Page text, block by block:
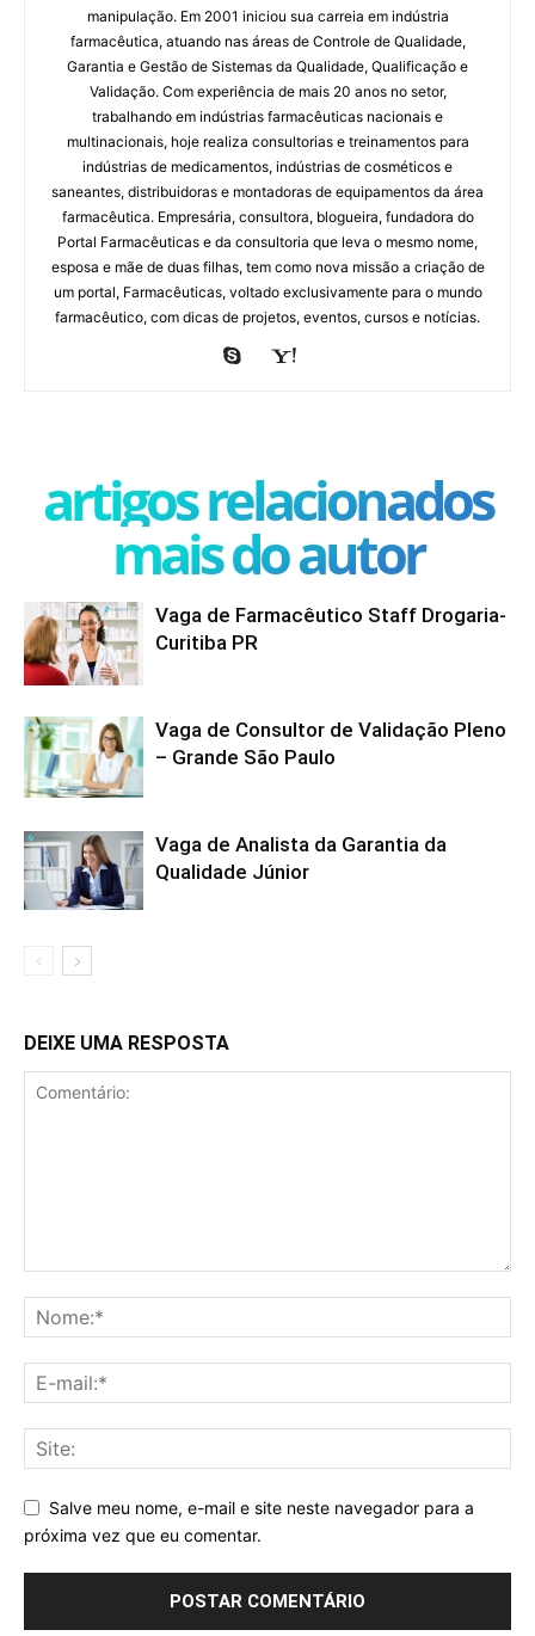
manipulação. Em 2001 iniciou sua carreia em indústria
farmacêutica, atuando nas áreas de Controle de Qualidade,
Garantia e Gestão de Sistemas da Qualidade, Qualificação e
Validação. Com experiência de mais 20 anos no setor,
trabalhando em indústrias farmacêuticas nacionais e
multinacionais, hoje realiza consultorias e treinamentos para
indústrias de medicamentos, indústrias de cosméticos e
saneantes, distribuidoras e montadoras de equipamentos da área
farmacêutica. Empresária, consultora, blogueira, fundadora do
Portal Farmacêuticas e da consultoria que leva o mesmo nome,
esposa e mãe de duas filhas, tem como nova missão a criação de
um portal, Farmacêuticas, voltado exclusivamente para o mundo
farmacêutico, com dicas de projetos, eventos, cursos e notícias.
artigos relacionados
mais do autor
Vaga de Farmacêutico Staff Drogaria-
Curitiba PR
Vaga de Consultor de Validação Pleno
– Grande São Paulo
Vaga de Analista da Garantia da
Qualidade Júnior
DEIXE UMA RESPOSTA
Salve meu nome, e-mail e site neste navegador para a
próxima vez que eu comentar.